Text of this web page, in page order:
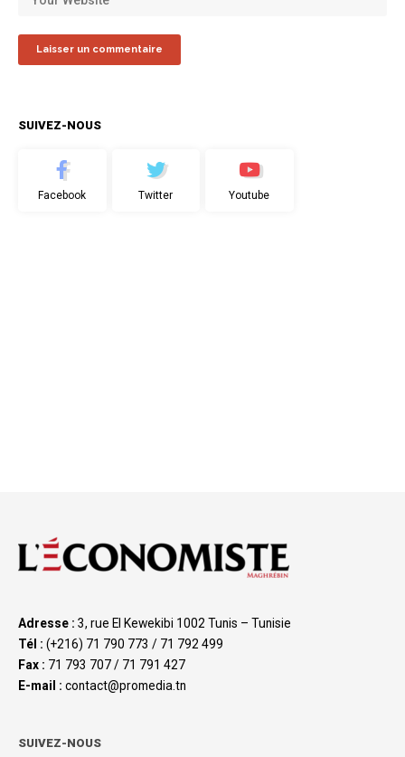
SUIVEZ-NOUS
Facebook Twitter Youtube
Adresse : 3, rue El Kewekibi 1002 Tunis – Tunisie
Tél : (+216) 71 790 773 / 71 792 499
Fax : 71 793 707 / 71 791 427
E-mail : contact@promedia.tn
SUIVEZ-NOUS